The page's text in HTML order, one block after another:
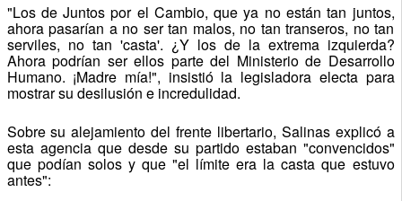
"Los de Juntos por el Cambio, que ya no están tan juntos,
ahora pasarían a no ser tan malos, no tan transeros, no tan
serviles, no tan 'casta'. ¿Y los de la extrema izquierda?
Ahora podrían ser ellos parte del Ministerio de Desarrollo
Humano. ¡Madre mía!", insistió la legisladora electa para
mostrar su desilusión e incredulidad.
Sobre su alejamiento del frente libertario, Salinas explicó a
esta agencia que desde su partido estaban "convencidos"
que podían solos y que "el límite era la casta que estuvo
antes":